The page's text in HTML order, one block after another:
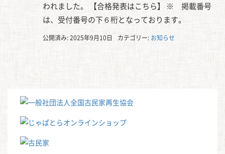
われました。 【合格発表はこちら】 ※ 掲載番号
は、受付番号の下６桁となっております。
公開済み: 2025年9月10日 カテゴリー: お知らせ